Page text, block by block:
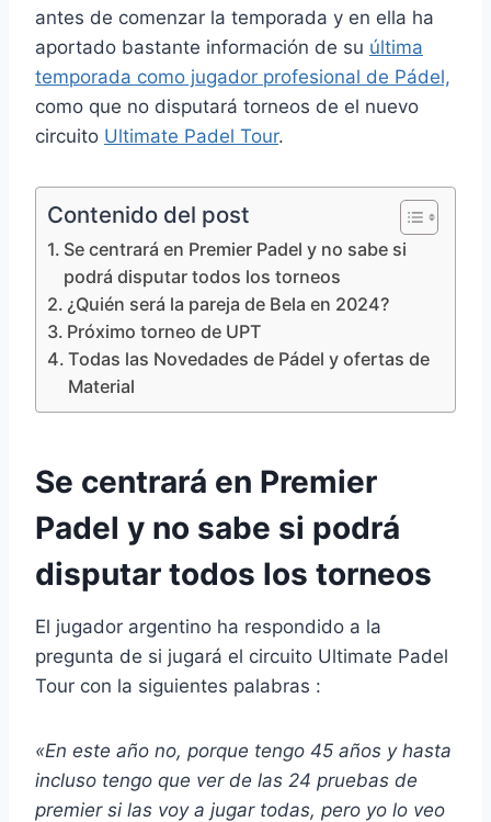
antes de comenzar la temporada y en ella ha
aportado bastante información de su última
temporada como jugador profesional de Pádel,
como que no disputará torneos de el nuevo
circuito Ultimate Padel Tour.
Contenido del post
Se centrará en Premier Padel y no sabe si
podrá disputar todos los torneos
¿Quién será la pareja de Bela en 2024?
Próximo torneo de UPT
Todas las Novedades de Pádel y ofertas de
Material
Se centrará en Premier
Padel y no sabe si podrá
disputar todos los torneos
El jugador argentino ha respondido a la
pregunta de si jugará el circuito Ultimate Padel
Tour con la siguientes palabras :
«En este año no, porque tengo 45 años y hasta
incluso tengo que ver de las 24 pruebas de
premier si las voy a jugar todas, pero yo lo veo